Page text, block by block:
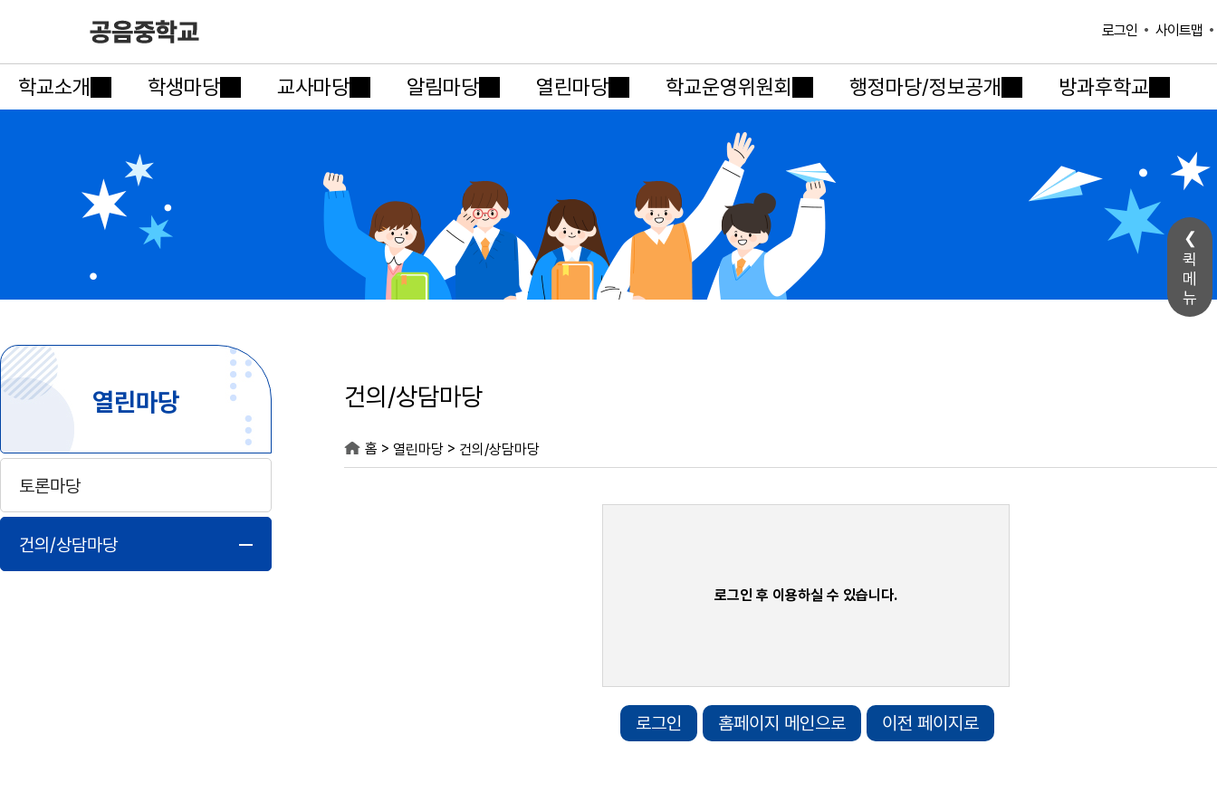
퀵
메
뉴
로그인 사이트맵
학교소개 학생마당 교사마당 알림마당 열린마당 학교운영위원회 행정마당/정보공개 방과후학교
열린마당
토론마당
건의/상담마당
건의/상담마당
홈 > 열린마당 > 건의/상담마당
로그인 후 이용하실 수 있습니다.
로그인 홈페이지 메인으로 이전 페이지로